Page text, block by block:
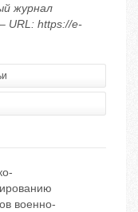
журнал
URL: https://e-
военно-